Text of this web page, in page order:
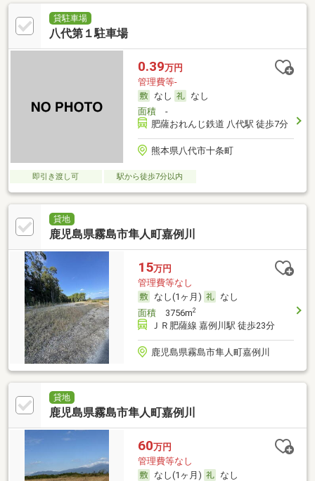
貸駐車場
八代第１駐車場
0.39万円
管理費等-
なし
なし
面積-
肥薩おれんじ鉄道 八代駅 徒歩7分
熊本県八代市十条町
即引き渡し可 駅から徒歩7分以内
貸地
鹿児島県霧島市隼人町嘉例川
15万円
管理費等なし
なし(1ヶ月)
なし
面積3756m2
ＪＲ肥薩線 嘉例川駅 徒歩23分
鹿児島県霧島市隼人町嘉例川
貸地
鹿児島県霧島市隼人町嘉例川
60万円
管理費等なし
なし(1ヶ月)
なし